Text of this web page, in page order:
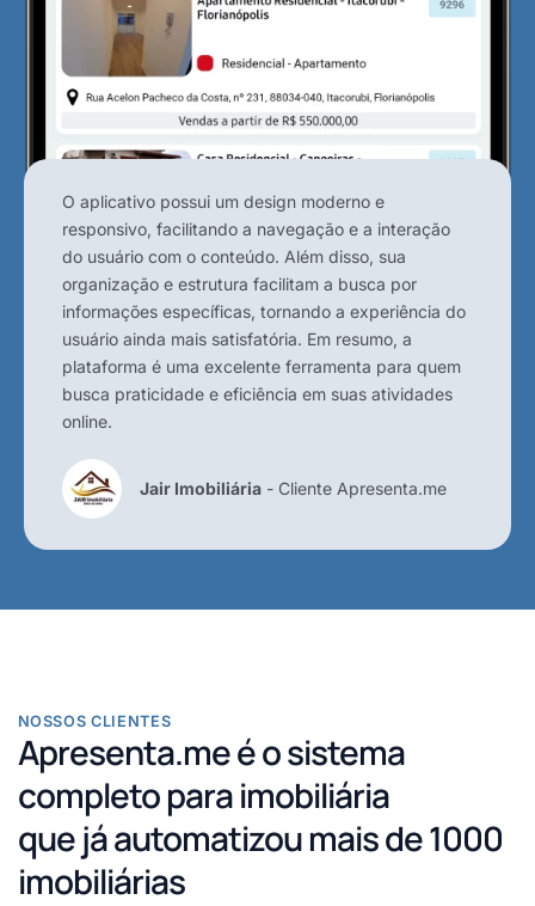
O aplicativo possui um design moderno e
responsivo, facilitando a navegação e a interação
do usuário com o conteúdo. Além disso, sua
organização e estrutura facilitam a busca por
informações específicas, tornando a experiência do
usuário ainda mais satisfatória. Em resumo, a
plataforma é uma excelente ferramenta para quem
busca praticidade e eficiência em suas atividades
online.
Jair Imobiliária - Cliente Apresenta.me
NOSSOS CLIENTES
Apresenta.me é o sistema
completo para imobiliária
que já automatizou mais de 1000
imobiliárias